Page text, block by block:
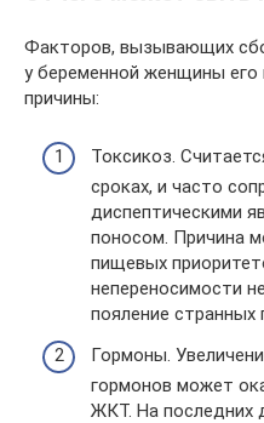
Факторов, вызывающих
у беременной женщины
причины:
Токсикоз.
сроках, и часто
диспептическими
поносом. Причина
пищевых
непереносимости
пояление странных
Гормоны.
гормонов может
ЖКТ. На последних